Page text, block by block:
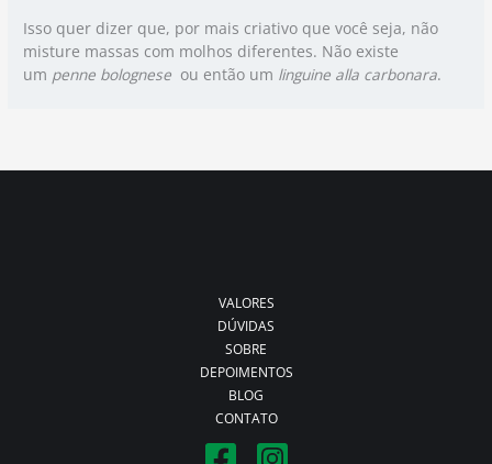
Isso quer dizer que, por mais criativo que você seja, não
misture massas com molhos diferentes. Não existe
um penne bolognese ou então um linguine alla carbonara.
VALORES
DÚVIDAS
SOBRE
DEPOIMENTOS
BLOG
CONTATO